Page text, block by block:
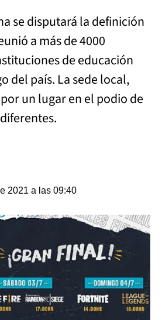
se disputará la definición
a más de 4000
de educación
del país. La sede local,
un lugar en el podio de
2021 a las 09:40